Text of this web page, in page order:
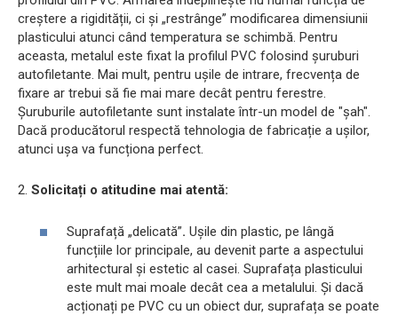
creștere a rigidității, ci și „restrânge” modificarea dimensiunii
plasticului atunci când temperatura se schimbă. Pentru
aceasta, metalul este fixat la profilul PVC folosind șuruburi
autofiletante. Mai mult, pentru ușile de intrare, frecvența de
fixare ar trebui să fie mai mare decât pentru ferestre.
Șuruburile autofiletante sunt instalate într-un model de "șah".
Dacă producătorul respectă tehnologia de fabricație a ușilor,
atunci ușa va funcționa perfect.
2. Solicitați o atitudine mai atentă:
Suprafață „delicată”. Ușile din plastic, pe lângă
funcțiile lor principale, au devenit parte a aspectului
arhitectural și estetic al casei. Suprafața plasticului
este mult mai moale decât cea a metalului. Și dacă
acționați pe PVC cu un obiect dur, suprafața se poate